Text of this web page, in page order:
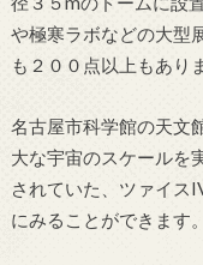
や極寒ラボなどの大型
も２００点以上もあり
名古屋市科学館の天文
大な宇宙のスケールを
されていた、ツァイス
にみることができます。